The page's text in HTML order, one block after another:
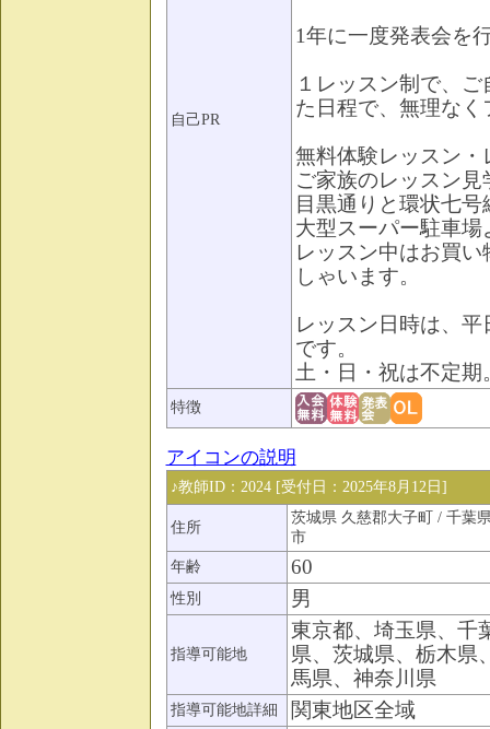
自己PR
1年に一度発表会を
１レッスン制で、
た日程で、無理な
無料体験レッスン
ご家族のレッスン見
目黒通りと環状七
大型スーパー駐車場
レッスン中はお買
しゃいます。
レッスン日時は、
です。
土・日・祝は不定
特徴
アイコンの説明
♪教師ID：2024 [受付日：2025年8月12日]
住所
茨城県 久慈郡大子町 / 千葉
市
年齢
60
性別 男
指導可能地
東京都、埼玉県、千
県、茨城県、栃木県
馬県、神奈川県
指導可能地詳細 関東地区全域